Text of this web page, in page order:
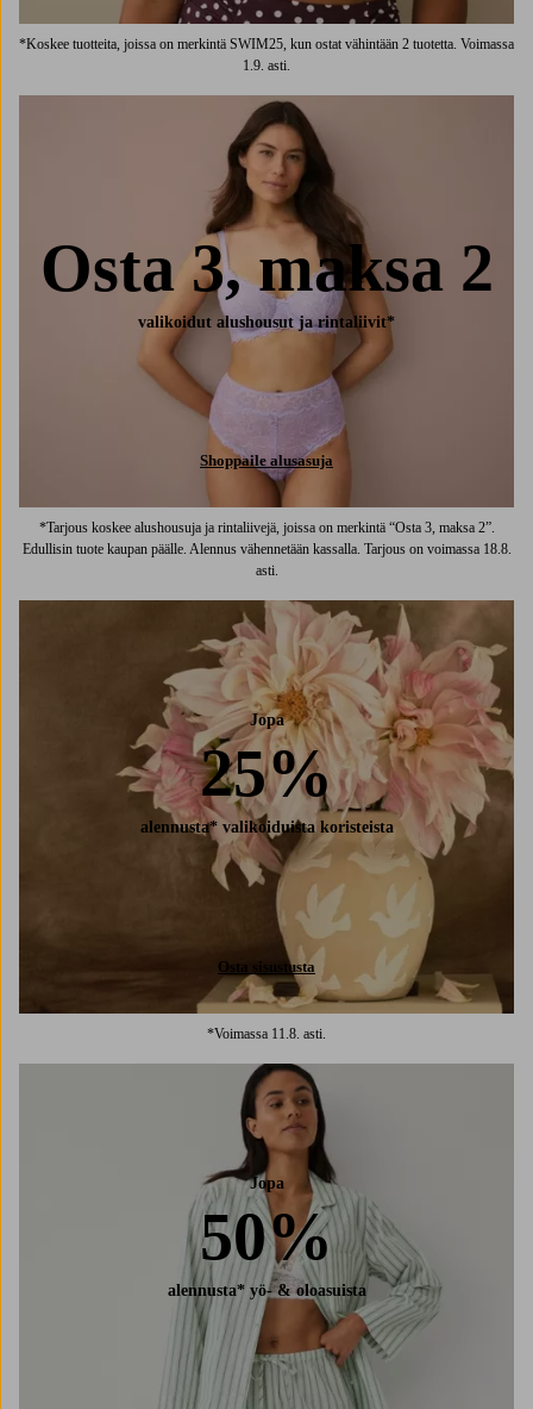
*Koskee tuotteita, joissa on merkintä SWIM25, kun ostat vähintään 2 tuotetta. Voimassa
1.9. asti.
Osta 3, maksa 2
valikoidut alushousut ja rintaliivit*
Shoppaile alusasuja
*Tarjous koskee alushousuja ja rintaliivejä, joissa on merkintä “Osta 3, maksa 2”.
Edullisin tuote kaupan päälle. Alennus vähennetään kassalla. Tarjous on voimassa 18.8.
asti.
Jopa
25%
alennusta* valikoiduista koristeista
Osta sisustusta
*Voimassa 11.8. asti.
Jopa
50%
alennusta* yö- & oloasuista